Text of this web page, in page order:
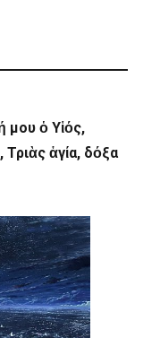
μου ὁ Υἱός,
ἁγία, δόξα